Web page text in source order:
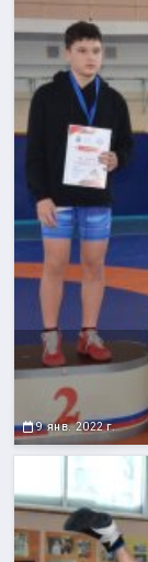
9 янв. 2022 г.